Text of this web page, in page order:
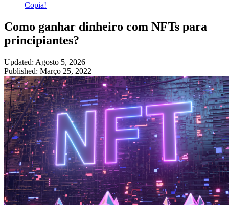
Copia!
Como ganhar dinheiro com NFTs para
principiantes?
Updated: Agosto 5, 2026
Published: Março 25, 2022